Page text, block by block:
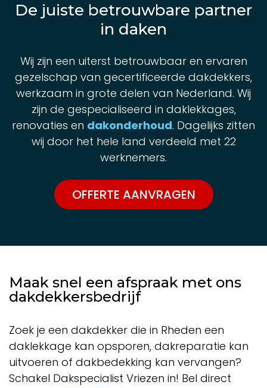
De juiste betrouwbare partner
in daken
Wij zijn een uiterst betrouwbaar en ervaren
gezelschap van gecertificeerde dakdekkers,
werkzaam in grote delen van Nederland. Wij
zijn de gespecialiseerd in daklekkages,
renovaties en dakonderhoud. Dagelijks zitten
wij door het hele land verdeeld met 22
werknemers.
OFFERTE AANVRAGEN
Maak snel een afspraak met ons
dakdekkersbedrijf
Zoek je een dakdekker die in Rheden een
daklekkage kan opsporen, dakreparatie kan
uitvoeren of dakbedekking kan vervangen?
Schakel Dakspecialist Vriezen in! Bel direct